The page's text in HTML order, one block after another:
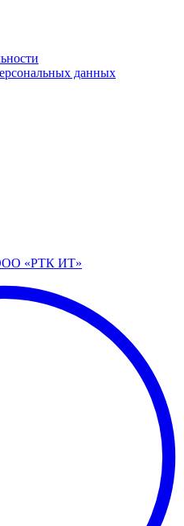
данных
«РТК ИТ»